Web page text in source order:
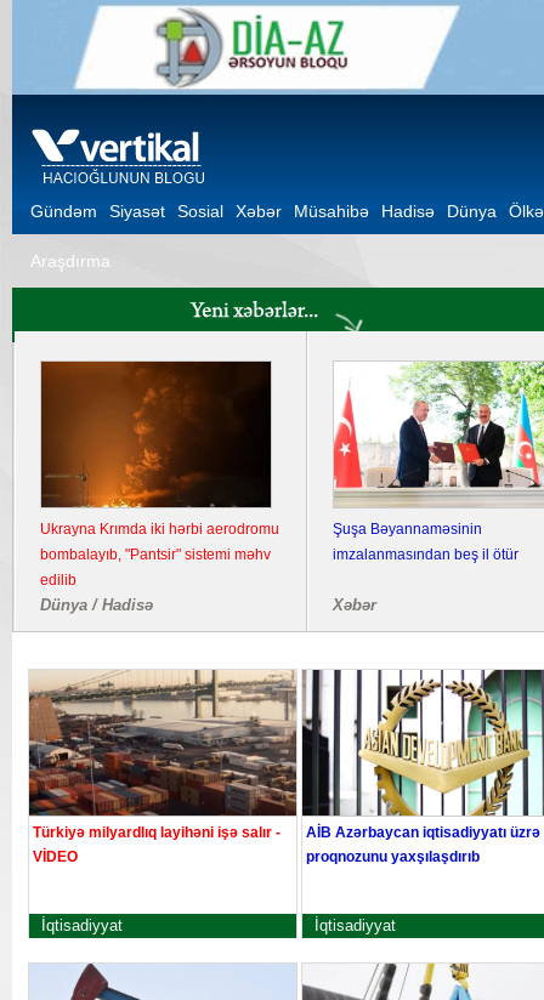
Gündəm Siyasət Sosial Xəbər Müsahibə Hadisə Dünya Ölkə
Araşdırma
Ukrayna Krımda iki hərbi aerodromu
bombalayıb, "Pantsir" sistemi məhv
edilib
Dünya / Hadisə
Şuşa Bəyannaməsinin
imzalanmasından beş il ötür
Xəbər
Türkiyə milyardlıq layihəni işə salır -
VİDEO
İqtisadiyyat
AİB Azərbaycan iqtisadiyyatı üzrə
proqnozunu yaxşılaşdırıb
İqtisadiyyat